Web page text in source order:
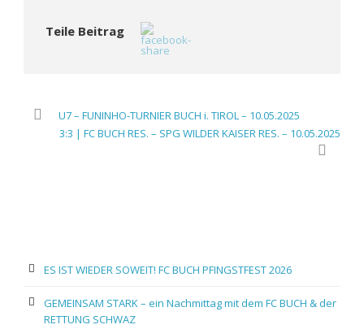
Teile Beitrag
U7 – FUNINHO-TURNIER BUCH i. TIROL – 10.05.2025
3:3 | FC BUCH RES. – SPG WILDER KAISER RES. – 10.05.2025
ES IST WIEDER SOWEIT! FC BUCH PFINGSTFEST 2026
GEMEINSAM STARK – ein Nachmittag mit dem FC BUCH & der
RETTUNG SCHWAZ